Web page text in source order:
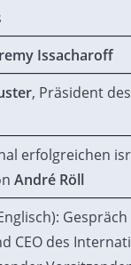
Issacharoff
, Präsident
erfolgreichen
André Röll
CEO des